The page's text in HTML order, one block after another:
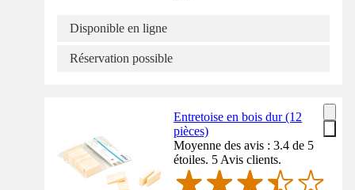
Disponible en ligne
Réservation possible
Entretoise en bois dur (12
pièces)
Moyenne des avis : 3.4 de 5
étoiles. 5 Avis clients.